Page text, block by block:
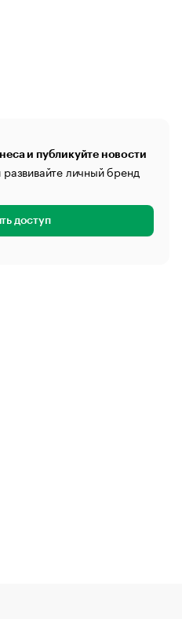
и публикуйте новости
личный бренд
доступ